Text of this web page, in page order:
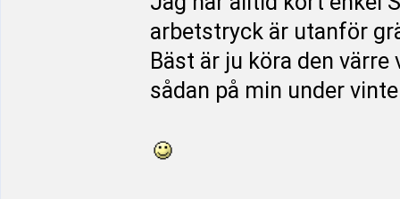
arbetstryck är utanför
Bäst är ju köra den
sådan på min under